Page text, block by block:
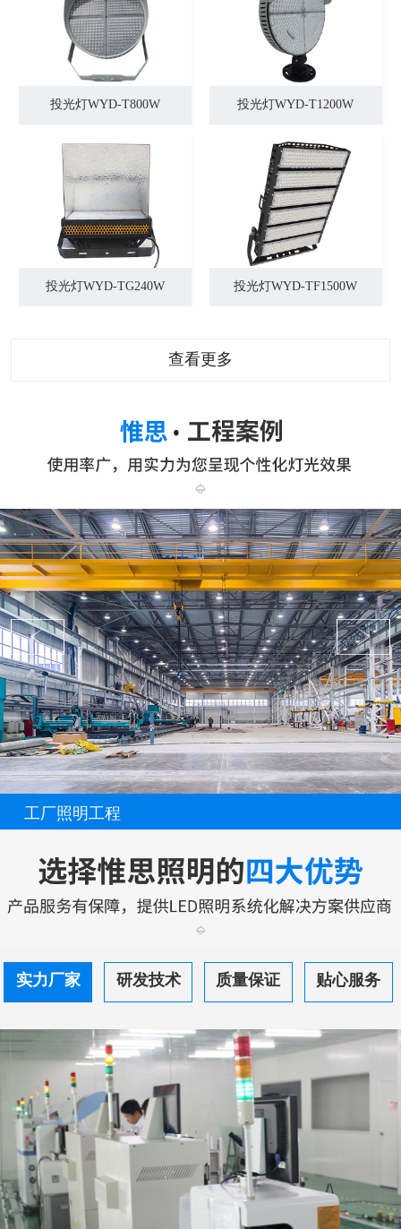
投光灯WYD-T800W 投光灯WYD-T1200W
投光灯WYD-TG240W 投光灯WYD-TF1500W
查看更多
工厂照明工程
实力厂家 研发技术 质量保证 贴心服务